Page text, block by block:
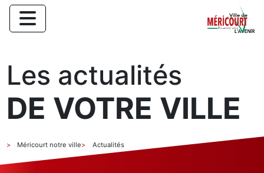
Les actualités
DE VOTRE VILLE
Méricourt notre ville Actualités